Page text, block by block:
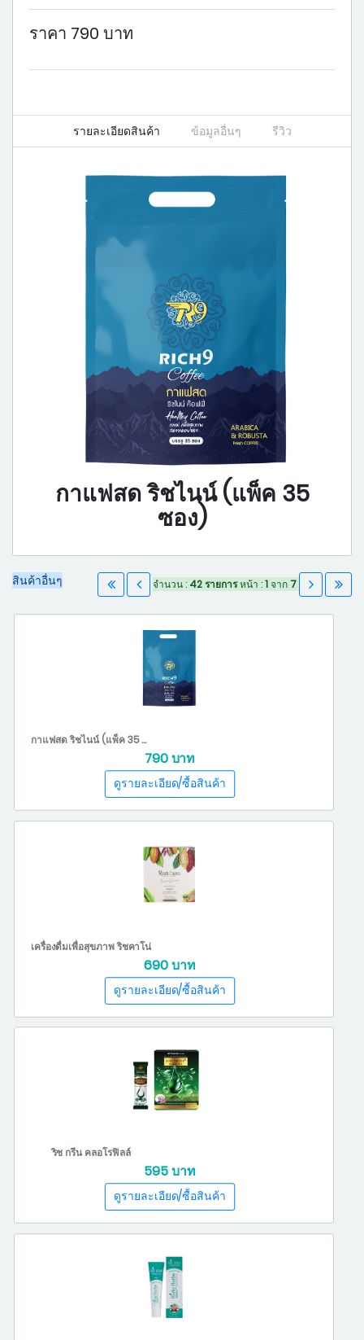
ราคา 790 บาท
รายละเอียดสินค้า ข้อมูลอื่นๆ รีวิว
กาแฟสด ริชไนน์ (แพ็ค 35
ซอง)
สินค้าอื่นๆ จำนวน : 42 รายการหน้า :1จาก 7
กาแฟสด ริชไนน์ (แพ็ค 35 ซอง)
790 บาท
เครื่องดื่มเพื่อสุขภาพ ริชคาโน่
690 บาท
ริช กรีน คลอโรฟิลล์
595 บาท